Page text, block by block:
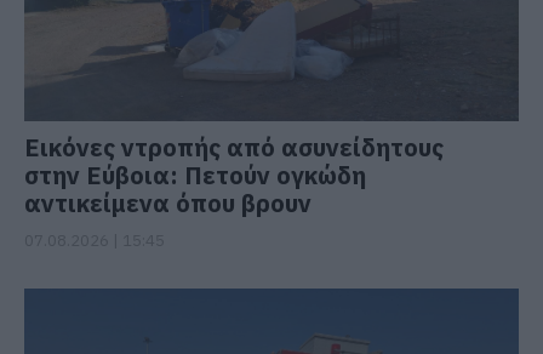
Εικόνες ντροπής από ασυνείδητους
στην Εύβοια: Πετούν ογκώδη
αντικείμενα όπου βρουν